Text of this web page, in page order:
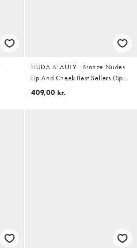
HUDA BEAUTY - Bronze Nudes
Lip And Cheek Best Sellers (Spar
43%)
409,00 kr.